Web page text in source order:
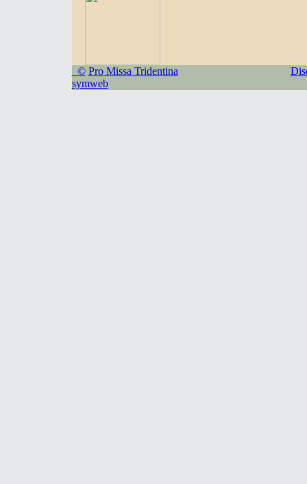
© Pro Missa Tridentina
symweb